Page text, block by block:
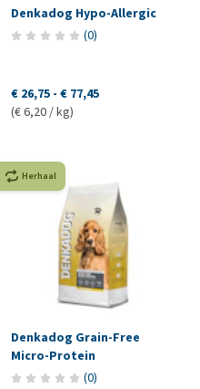
Denkadog Hypo-Allergic
(0)
€ 26,75 - € 77,45
(€ 6,20 / kg)
Herhaal
Denkadog Grain-Free
Micro-Protein
(0)